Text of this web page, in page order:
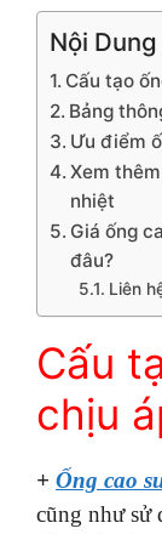
Nội
Cấu tạo
Bảng
Ưu điểm
Xem
nhiệt
Giá ống
đâu?
Liên
Cấu
chịu
+ Ống cao
cũng như sử